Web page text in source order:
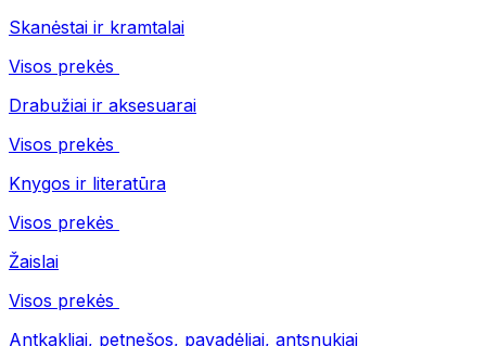
Skanėstai ir kramtalai
Visos prekės
Drabužiai ir aksesuarai
Visos prekės
Knygos ir literatūra
Visos prekės
Žaislai
Visos prekės
Antkakliai, petnešos, pavadėliai, antsnukiai